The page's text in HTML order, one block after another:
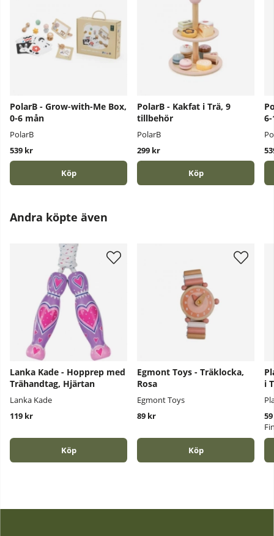
PolarB - Grow-with-Me Box,
0-6 mån
PolarB
539 kr
Köp
PolarB - Kakfat i Trä, 9
tillbehör
PolarB
299 kr
Köp
Andra köpte även
Lanka Kade - Hopprep med
Trähandtag, Hjärtan
Lanka Kade
119 kr
Köp
Egmont Toys - Träklocka,
Rosa
Egmont Toys
89 kr
Köp
i